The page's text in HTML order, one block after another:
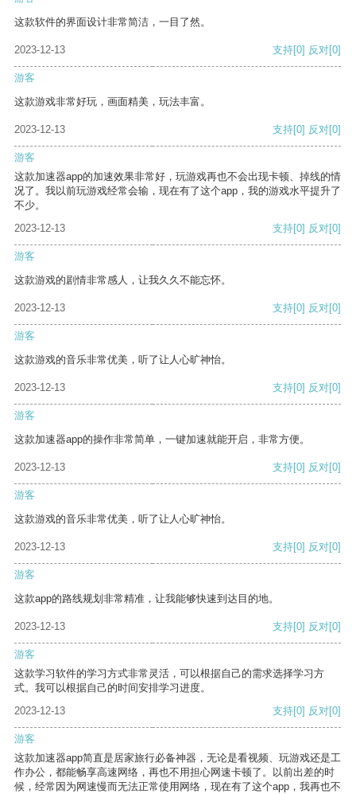
这款软件的界面设计非常简洁，一目了然。
2023-12-13 支持[0] 反对[0]
游客
这款游戏非常好玩，画面精美，玩法丰富。
2023-12-13 支持[0] 反对[0]
游客
这款加速器app的加速效果非常好，玩游戏再也不会出现卡顿、掉线的情
况了。我以前玩游戏经常会输，现在有了这个app，我的游戏水平提升了
不少。
2023-12-13
支持[0] 反对[0]
游客
这款游戏的剧情非常感人，让我久久不能忘怀。
2023-12-13 支持[0] 反对[0]
游客
这款游戏的音乐非常优美，听了让人心旷神怡。
2023-12-13 支持[0] 反对[0]
游客
这款加速器app的操作非常简单，一键加速就能开启，非常方便。
2023-12-13 支持[0] 反对[0]
游客
这款游戏的音乐非常优美，听了让人心旷神怡。
2023-12-13 支持[0] 反对[0]
游客
这款app的路线规划非常精准，让我能够快速到达目的地。
2023-12-13 支持[0] 反对[0]
游客
这款学习软件的学习方式非常灵活，可以根据自己的需求选择学习方
式。我可以根据自己的时间安排学习进度。
2023-12-13
支持[0] 反对[0]
游客
这款加速器app简直是居家旅行必备神器，无论是看视频、玩游戏还是工
作办公，都能畅享高速网络，再也不用担心网速卡顿了。以前出差的时
候，经常因为网速慢而无法正常使用网络，现在有了这个app，我再也不